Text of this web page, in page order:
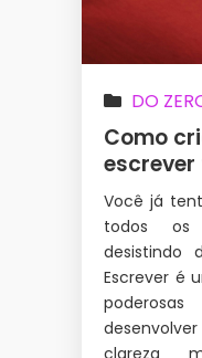
DO
Como
Você já
todos os
desistindo
Escrever é
clareza